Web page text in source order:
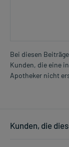
Bei diesen
Kunden, die eine
Apotheker nicht
Kunden, die